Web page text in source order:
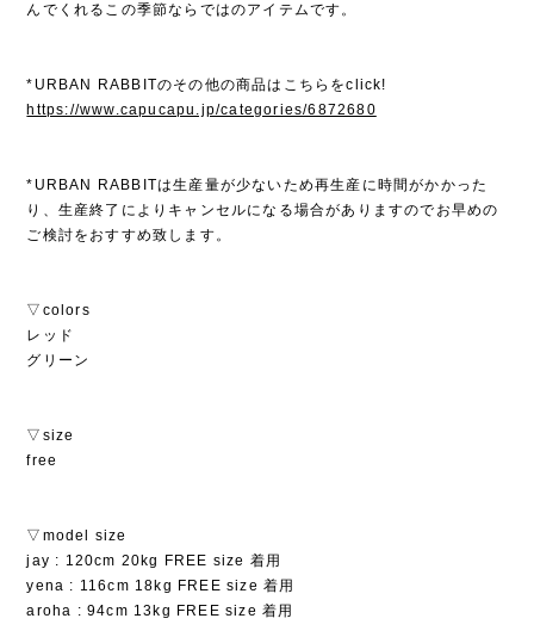
んでくれるこの季節ならではのアイテムです。
*URBAN RABBITのその他の商品はこちらをclick!
https://www.capucapu.jp/categories/6872680
*URBAN RABBITは生産量が少ないため再生産に時間がかかった
り、生産終了によりキャンセルになる場合がありますのでお早めの
ご検討をおすすめ致します。
▽colors
レッド
グリーン
▽size
free
▽model size
jay : 120cm 20kg FREE size 着用
yena : 116cm 18kg FREE size 着用
aroha : 94cm 13kg FREE size 着用